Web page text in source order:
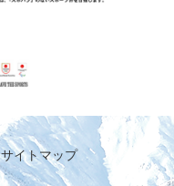
サイトマップ